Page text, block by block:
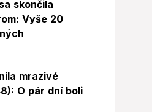
skončila
Vyše 20
mrazivé
O pár dní boli